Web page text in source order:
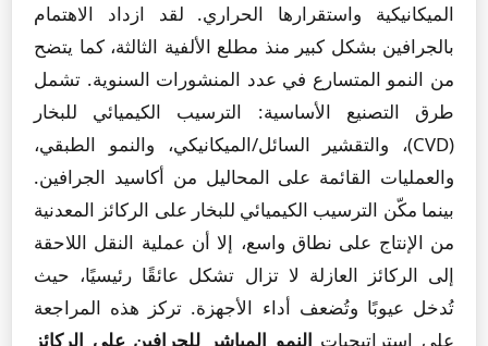
الميكانيكية واستقرارها الحراري. لقد ازداد الاهتمام
بالجرافين بشكل كبير منذ مطلع الألفية الثالثة، كما يتضح
من النمو المتسارع في عدد المنشورات السنوية. تشمل
طرق التصنيع الأساسية: الترسيب الكيميائي للبخار
(CVD)، والتقشير السائل/الميكانيكي، والنمو الطبقي،
والعمليات القائمة على المحاليل من أكاسيد الجرافين.
بينما مكّن الترسيب الكيميائي للبخار على الركائز المعدنية
من الإنتاج على نطاق واسع، إلا أن عملية النقل اللاحقة
إلى الركائز العازلة لا تزال تشكل عائقًا رئيسيًا، حيث
تُدخل عيوبًا وتُضعف أداء الأجهزة. تركز هذه المراجعة
على استراتيجيات النمو المباشر للجرافين على الركائز